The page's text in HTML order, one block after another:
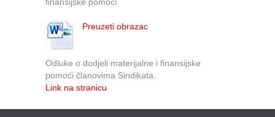
finansijske pomoći
Preuzeti obrazac
Odluke o dodjeli materijalne i finansijske
pomoći članovima Sindikata.
Link na stranicu